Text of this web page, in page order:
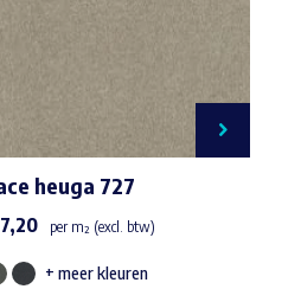
heuga 727
per m² (excl. btw)
Dit
+ meer kleuren